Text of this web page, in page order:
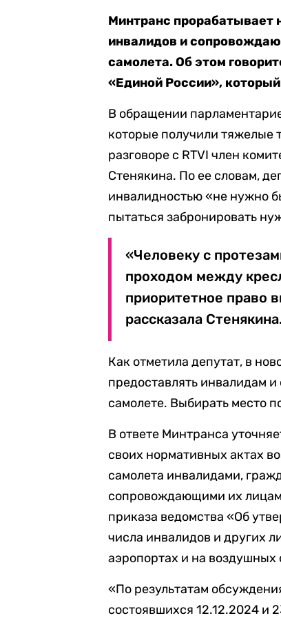
Минтранс
инвалидов и
самолета. Об этом
«Единой России»,
В обращении
которые получили тяжелые
разговоре с RTVI член
Стенякина. По ее словам,
инвалидностью «не нужно
пытаться забронировать
«Человеку с
проходом между
приоритетное право
рассказала
Как отметила депутат, в
предоставлять инвалидам
самолете. Выбирать место
В ответе Минтранса
своих нормативных актах
самолета инвалидами,
сопровождающими их
приказа ведомства «Об
числа инвалидов и других
аэропортах и на воздушных
«По результатам
состоявшихся 12.12.2024 и